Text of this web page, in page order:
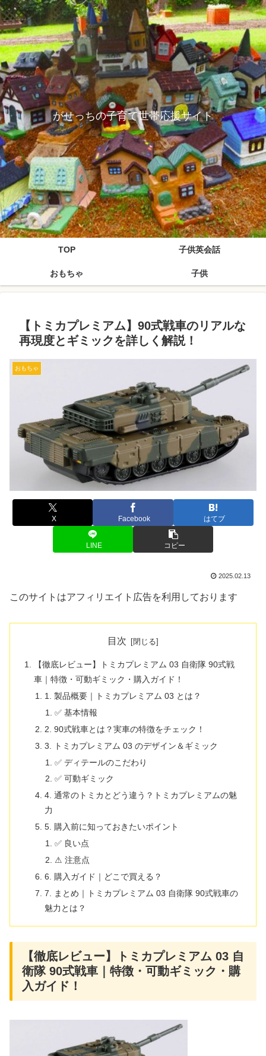
がせっちの子育て世帯応援サイト
TOP 子供英会話
おもちゃ 子供
【トミカプレミアム】90式戦車のリアルな
再現度とギミックを詳しく解説！
おもちゃ
X Facebook はてブ
LINE コピー
2025.02.13
このサイトはアフィリエイト広告を利用しております
目次
【徹底レビュー】トミカプレミアム 03 自衛隊 90式戦
車｜特徴・可動ギミック・購入ガイド！
1. 製品概要｜トミカプレミアム 03 とは？
✅ 基本情報
2. 90式戦車とは？実車の特徴をチェック！
3. トミカプレミアム 03 のデザイン＆ギミック
✅ ディテールのこだわり
✅ 可動ギミック
4. 通常のトミカとどう違う？トミカプレミアムの魅
力
5. 購入前に知っておきたいポイント
✅ 良い点
⚠ 注意点
6. 購入ガイド｜どこで買える？
7. まとめ｜トミカプレミアム 03 自衛隊 90式戦車の
魅力とは？
【徹底レビュー】トミカプレミアム 03 自
衛隊 90式戦車｜特徴・可動ギミック・購
入ガイド！